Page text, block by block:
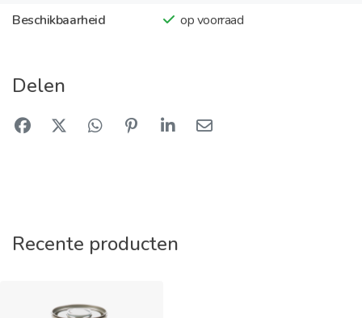
Beschikbaarheid
op voorraad
Delen
Recente producten